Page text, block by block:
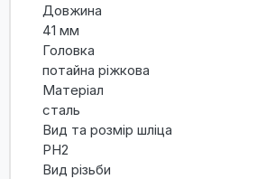
Довжина
41 мм
Головка
потайна ріжкова
Матеріал
сталь
Вид та розмір шліца
PH2
Вид різьби